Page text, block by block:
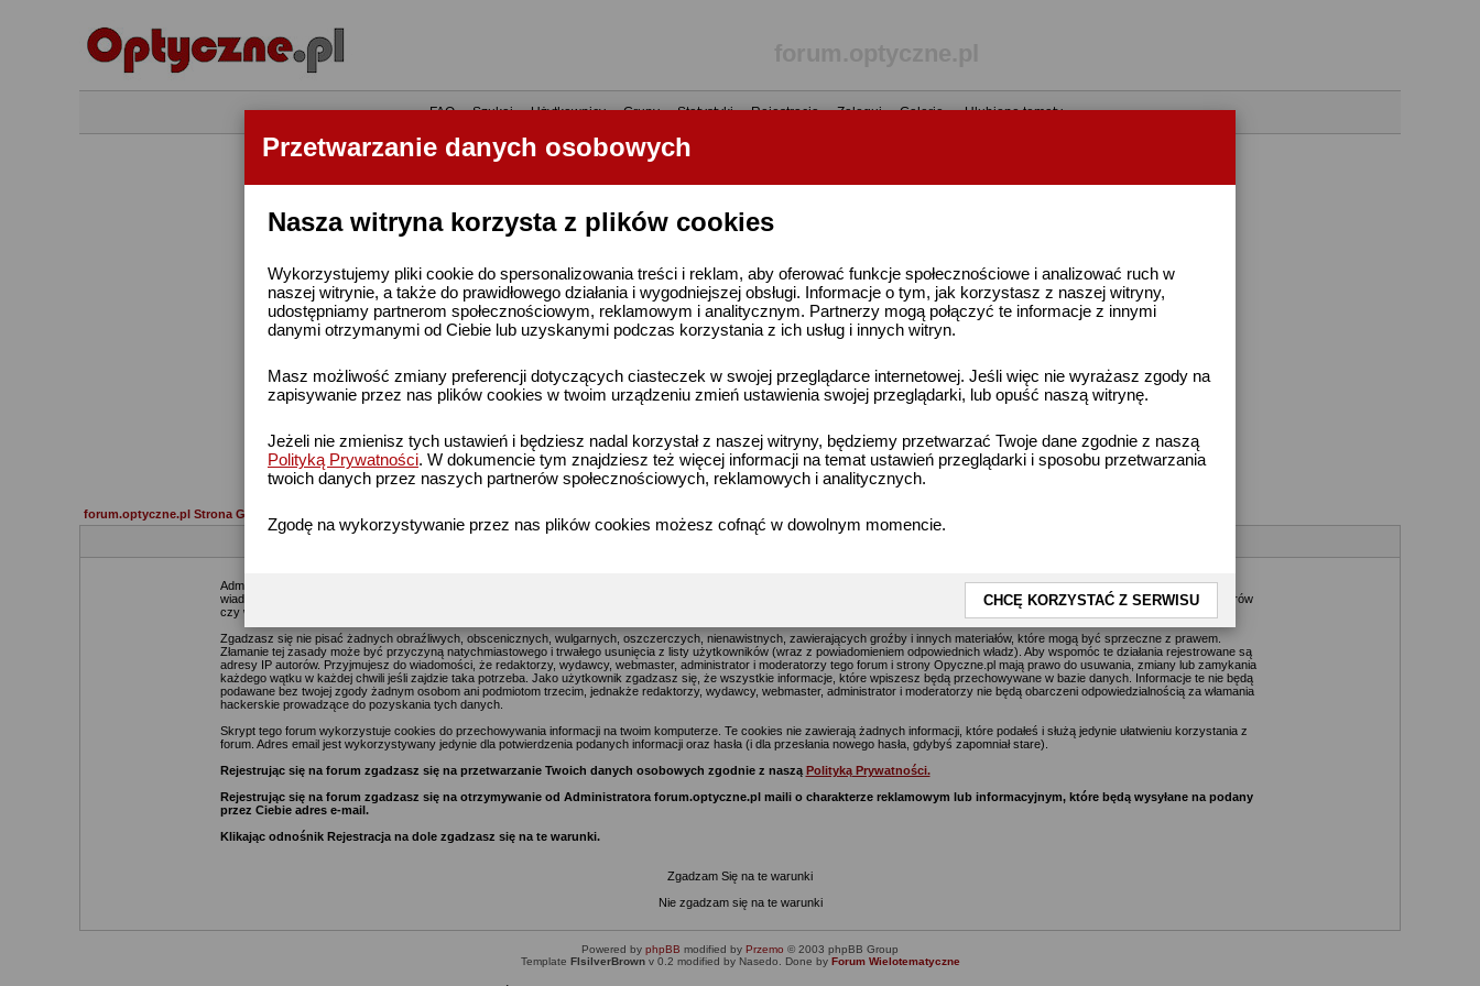
Przetwarzanie danych osobowych
Nasza witryna korzysta z plików cookies
Wykorzystujemy pliki cookie do spersonalizowania treści i reklam, aby oferować funkcje społecznościowe i analizować ruch w
naszej witrynie, a także do prawidłowego działania i wygodniejszej obsługi. Informacje o tym, jak korzystasz z naszej witryny,
udostępniamy partnerom społecznościowym, reklamowym i analitycznym. Partnerzy mogą połączyć te informacje z innymi
danymi otrzymanymi od Ciebie lub uzyskanymi podczas korzystania z ich usług i innych witryn.
Masz możliwość zmiany preferencji dotyczących ciasteczek w swojej przeglądarce internetowej. Jeśli więc nie wyrażasz zgody na
zapisywanie przez nas plików cookies w twoim urządzeniu zmień ustawienia swojej przeglądarki, lub opuść naszą witrynę.
Jeżeli nie zmienisz tych ustawień i będziesz nadal korzystał z naszej witryny, będziemy przetwarzać Twoje dane zgodnie z naszą
Polityką Prywatności. W dokumencie tym znajdziesz też więcej informacji na temat ustawień przeglądarki i sposobu przetwarzania
twoich danych przez naszych partnerów społecznościowych, reklamowych i analitycznych.
Zgodę na wykorzystywanie przez nas plików cookies możesz cofnąć w dowolnym momencie.
CHCĘ KORZYSTAĆ Z SERWISU
•FAQ•Szukaj•Użytkownicy•Grupy•Statystyki•Rejestracja•Zaloguj•Galerie• Ulubione tematy
forum.optyczne.pl Strona Główna
Administratorzy i moderatorzy podejmą starania mające na celu usuwanie wszelkich uznawanych za obraźliwe materiałów jak najszybciej, jednakże nie jest możliwe przeczytanie każdej
wiadomości. Zgadzasz się więc, że zawartość każdego postu na tym forum i stronie Optyczne.pl wyraża poglądy i opinie jego autora a nie redaktorów, wydawców, administratorów, moderatorów
czy webmasterów (poza wiadomościami pisanymi przez nich) i nie ponoszą oni za te treści odpowiedzialności.
Zgadzasz się nie pisać żadnych obraźliwych, obscenicznych, wulgarnych, oszczerczych, nienawistnych, zawierających groźby i innych materiałów, które mogą być sprzeczne z prawem.
Złamanie tej zasady może być przyczyną natychmiastowego i trwałego usunięcia z listy użytkowników (wraz z powiadomieniem odpowiednich władz). Aby wspomóc te działania rejestrowane są
adresy IP autorów. Przyjmujesz do wiadomości, że redaktorzy, wydawcy, webmaster, administrator i moderatorzy tego forum i strony Opyczne.pl mają prawo do usuwania, zmiany lub zamykania
każdego wątku w każdej chwili jeśli zajdzie taka potrzeba. Jako użytkownik zgadzasz się, że wszystkie informacje, które wpiszesz będą przechowywane w bazie danych. Informacje te nie będą
podawane bez twojej zgody żadnym osobom ani podmiotom trzecim, jednakże redaktorzy, wydawcy, webmaster, administrator i moderatorzy nie będą obarczeni odpowiedzialnością za włamania
hackerskie prowadzące do pozyskania tych danych.
Skrypt tego forum wykorzystuje cookies do przechowywania informacji na twoim komputerze. Te cookies nie zawierają żadnych informacji, które podałeś i służą jedynie ułatwieniu korzystania z
forum. Adres email jest wykorzystywany jedynie dla potwierdzenia podanych informacji oraz hasła (i dla przesłania nowego hasła, gdybyś zapomniał stare).
Rejestrując się na forum zgadzasz się na przetwarzanie Twoich danych osobowych zgodnie z naszą Polityką Prywatności.
Rejestrując się na forum zgadzasz się na otrzymywanie od Administratora forum.optyczne.pl maili o charakterze reklamowym lub informacyjnym, które będą wysyłane na podany
przez Ciebie adres e-mail.
Klikając odnośnik Rejestracja na dole zgadzasz się na te warunki.
Zgadzam Się na te warunki
Nie zgadzam się na te warunki
Powered by phpBB modified by Przemo © 2003 phpBB Group
Template FIsilverBrownv 0.2 modified by Nasedo. Done by Forum Wielotematyczne